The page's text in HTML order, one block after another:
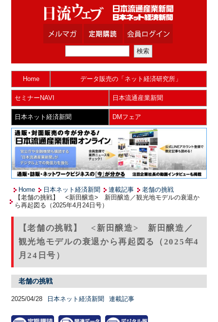
Home データ販売の「ネット経済研究所」
セミナーNAVI 日本流通産業新聞
日本ネット経済新聞 DMフェア
Home 日本ネット経済新聞 連載記事
老舗の挑戦
【老舗の挑戦】 <新田醸造> 新田醸造／観光地モデルの衰退か
ら再起図る（2025年4月24日号）
【老舗の挑戦】 <新田醸造> 新田醸造／
観光地モデルの衰退から再起図る（2025年4
月24日号）
老舗の挑戦
2025/04/28 日本ネット経済新聞 連載記事